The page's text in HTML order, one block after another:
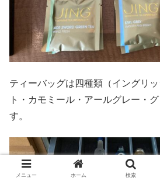
ティーバッグは四種類（イングリ
ト・カモミール・アールグレー・
す。
メニュー ホーム 検索